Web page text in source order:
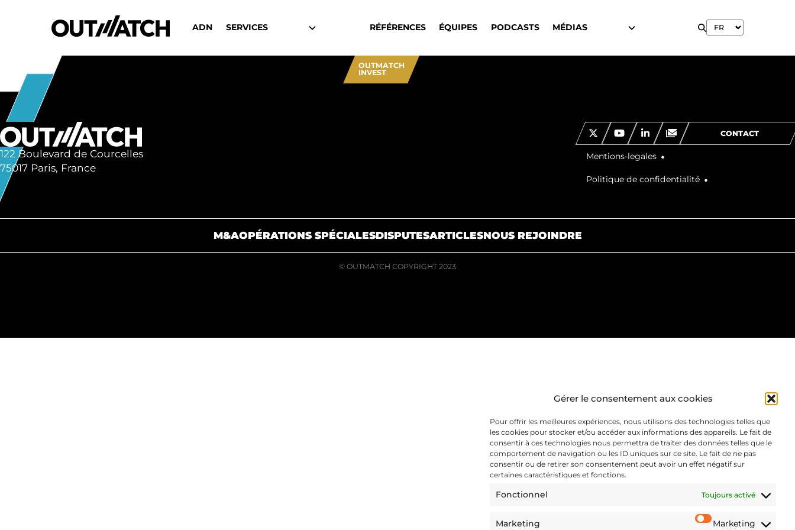
Gérer le consentement aux cookies
Pour offrir les meilleures expériences, nous utilisons des technologies telles que
les cookies pour stocker et/ou accéder aux informations des appareils. Le fait de
consentir à ces technologies nous permettra de traiter des données telles que le
comportement de navigation ou les ID uniques sur ce site. Le fait de ne pas
consentir ou de retirer son consentement peut avoir un effet négatif sur
certaines caractéristiques et fonctions.
Fonctionnel Toujours activé
Marketing Marketing
ADN SERVICES RÉFÉRENCES ÉQUIPES PODCASTS MÉDIAS
OUTMATCH
INVEST
122 Boulevard de Courcelles
75017 Paris, France
CONTACT
Mentions-legales
Politique de confidentialité
M&AOPÉRATIONS SPÉCIALESDISPUTESARTICLESNOUS REJOINDRE
© OUTMATCH COPYRIGHT 2023